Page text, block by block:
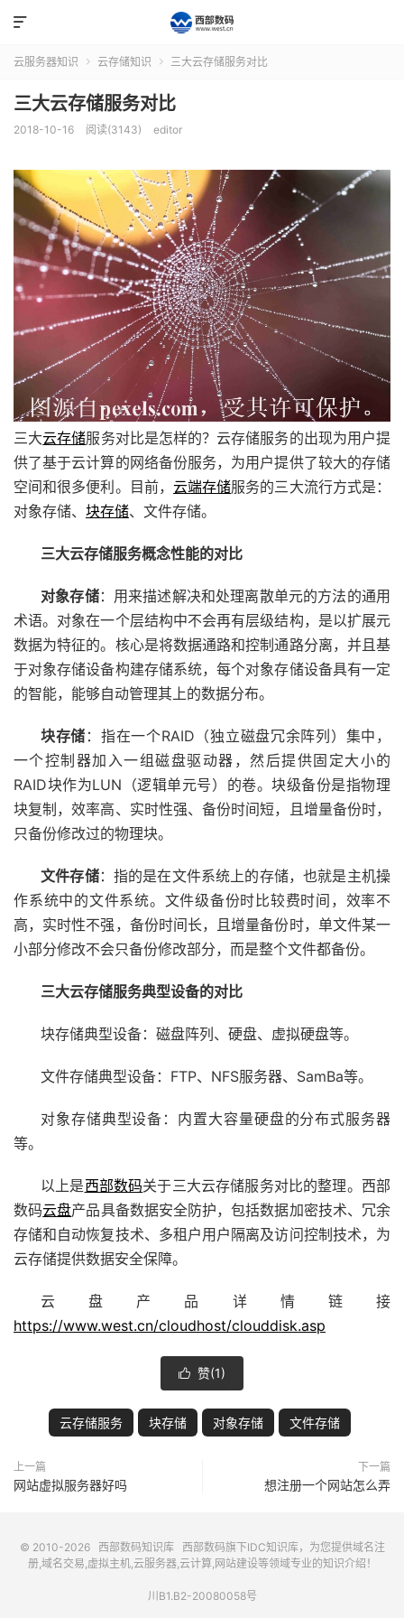

云服务器知识  云存储知识  三大云存储服务对比
三大云存储服务对比
2018-10-16 阅读(3143) editor
三大云存储服务对比是怎样的？云存储服务的出现为用户提
供了基于云计算的网络备份服务，为用户提供了较大的存储
空间和很多便利。目前， 云端存储服务的三大流行方式是：
对象存储、 块存储、文件存储。
三大云存储服务概念性能的对比
对象存储：用来描述解决和处理离散单元的方法的通用
术语。对象在一个层结构中不会再有层级结构，是以扩展元
数据为特征的。核心是将数据通路和控制通路分离，并且基
于对象存储设备构建存储系统，每个对象存储设备具有一定
的智能，能够自动管理其上的数据分布。
块存储 ：指在一个RAID（独立磁盘冗余阵列）集中，
一个控制器加入一组磁盘驱动器，然后提供固定大小的
RAID块作为LUN（逻辑单元号）的卷。块级备份是指物理
块复制，效率高、实时性强、备份时间短，且增量备份时，
只备份修改过的物理块。
文件存储：指的是在文件系统上的存储，也就是主机操
作系统中的文件系统。文件级备份时比较费时间，效率不
高，实时性不强，备份时间长，且增量备份时，单文件某一
小部分修改不会只备份修改部分，而是整个文件都备份。
三大云存储服务典型设备的对比
块存储典型设备：磁盘阵列、硬盘、虚拟硬盘等。
文件存储典型设备：FTP、NFS服务器、SamBa等。
对象存储典型设备：内置大容量硬盘的分布式服务器
等。
以上是西部数码关于三大云存储服务对比的整理。西部
数码云盘产品具备数据安全防护，包括数据加密技术、冗余
存储和自动恢复技术、多租户用户隔离及访问控制技术，为
云存储提供数据安全保障。
云盘产品详情链接
https://www.west.cn/cloudhost/clouddisk.asp
 赞(1)
云存储服务 块存储 对象存储 文件存储
上一篇
网站虚拟服务器好吗
下一篇
想注册一个网站怎么弄
© 2010-2026 西部数码知识库 西部数码旗下IDC知识库，为您提供域名注
册,域名交易,虚拟主机,云服务器,云计算,网站建设等领域专业的知识介绍！
川B1.B2-20080058号